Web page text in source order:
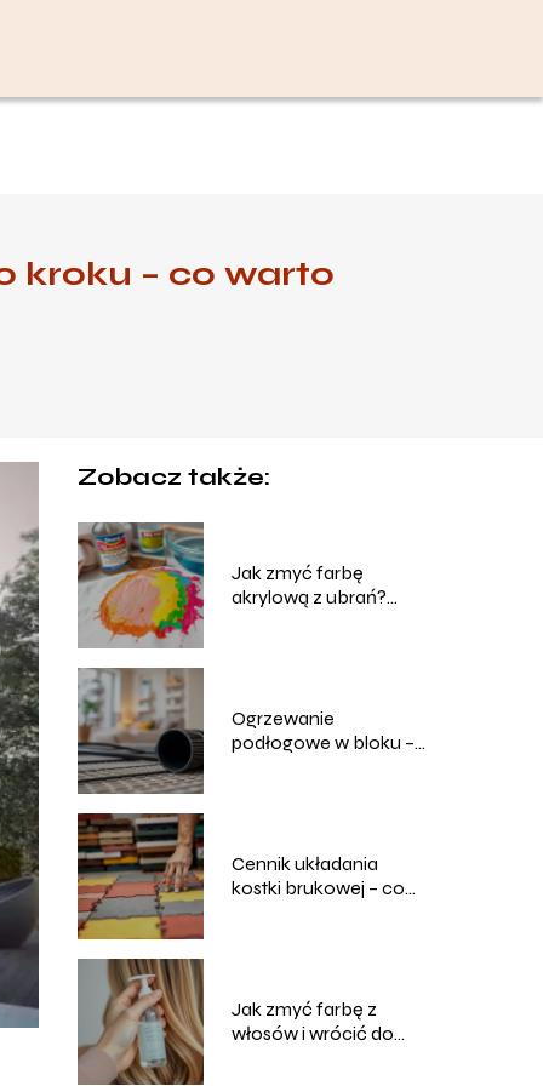
kroku – co warto
Zobacz także:
Jak zmyć farbę
akrylową z ubrań?
Ogrzewanie
podłogowe w bloku –
Cennik układania
kostki brukowej – co
Jak zmyć farbę z
włosów i wrócić do